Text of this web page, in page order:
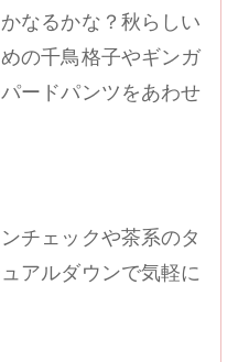
なるかな？秋らしい
の千鳥格子やギンガ
ードパンツをあわせ
チェックや茶系のタ
アルダウンで気軽に